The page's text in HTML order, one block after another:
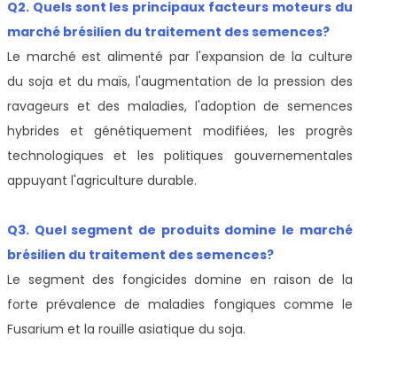
Q2. Quels sont les principaux facteurs moteurs du
marché brésilien du traitement des semences?
Le marché est alimenté par l'expansion de la culture
du soja et du maïs, l'augmentation de la pression des
ravageurs et des maladies, l'adoption de semences
hybrides et génétiquement modifiées, les progrès
technologiques et les politiques gouvernementales
appuyant l'agriculture durable.
Q3. Quel segment de produits domine le marché
brésilien du traitement des semences?
Le segment des fongicides domine en raison de la
forte prévalence de maladies fongiques comme le
Fusarium et la rouille asiatique du soja.